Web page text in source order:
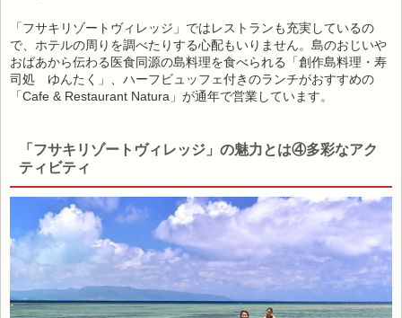
「フサキリゾートヴィレッジ」ではレストランも充実しているの
で、ホテルの周りを調べたりする心配もいりません。島のおじいや
おばあから伝わる医食同源の島料理を食べられる「創作島料理・寿
司処 ゆんたく」、ハーフビュッフェ付きのランチがおすすめの
「Cafe & Restaurant Natura」が通年で営業しています。
「フサキリゾートヴィレッジ」の魅力とは④多彩なアク
ティビティ